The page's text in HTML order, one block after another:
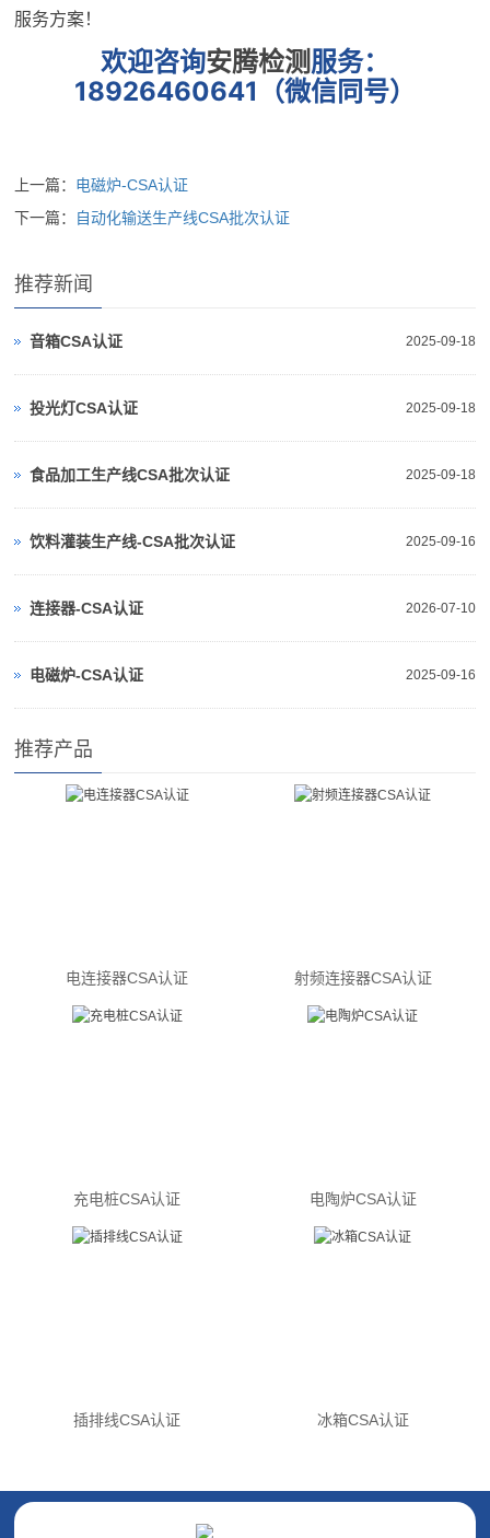
服务方案！
欢迎咨询安腾检测服务：
18926460641（微信同号）
上一篇： 电磁炉-CSA认证
下一篇： 自动化输送生产线CSA批次认证
推荐新闻
2025-09-18
音箱CSA认证
2025-09-18
投光灯CSA认证
2025-09-18
食品加工生产线CSA批次认证
2025-09-16
饮料灌装生产线-CSA批次认证
2026-07-10
连接器-CSA认证
2025-09-16
电磁炉-CSA认证
推荐产品
电连接器CSA认证 射频连接器CSA认证
充电桩CSA认证 电陶炉CSA认证
插排线CSA认证 冰箱CSA认证